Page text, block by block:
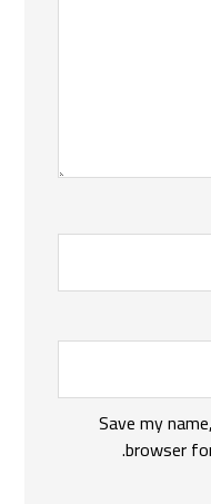
Save my
browser